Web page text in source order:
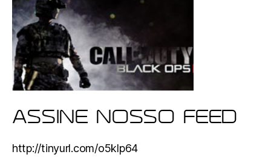
ASSINE NOSSO FEED
http://tinyurl.com/o5klp64